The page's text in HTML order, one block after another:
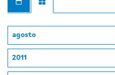
agosto
2011